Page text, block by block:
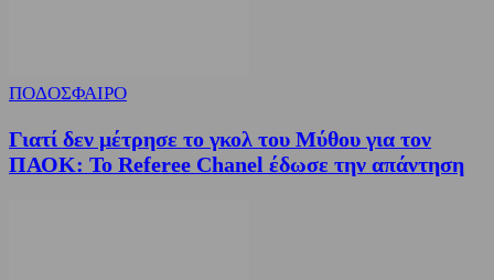
ΠΟΔΟΣΦΑΙΡΟ
Γιατί δεν μέτρησε το γκολ του Μύθου για τον
ΠΑΟΚ: Το Referee Chanel έδωσε την απάντηση